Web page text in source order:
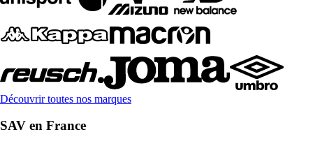
Découvrir toutes nos marques
SAV en France